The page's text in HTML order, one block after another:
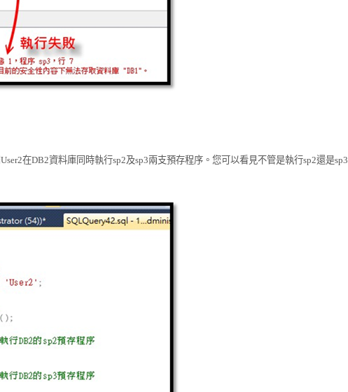
User2在DB2資料庫同時執行sp2及sp3兩支預存程序。您可以看見不管是執行sp2還是sp3